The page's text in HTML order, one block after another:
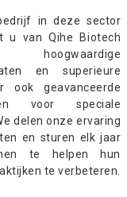
in deze sector
u van Qihe Biotech
en superieure
ook geavanceerde
voor speciale
delen onze ervaring
en sturen elk jaar
te helpen hun
te verbeteren.